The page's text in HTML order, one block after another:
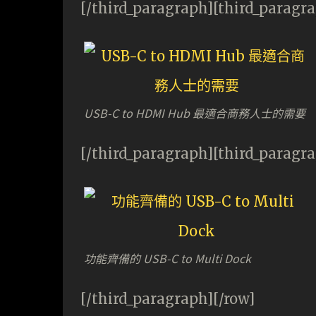
[/
USB-C to HDMI Hub 最適合商務人士的需要
[/
功能齊備的 USB-C to Multi Dock
[/third_paragraph][/row]